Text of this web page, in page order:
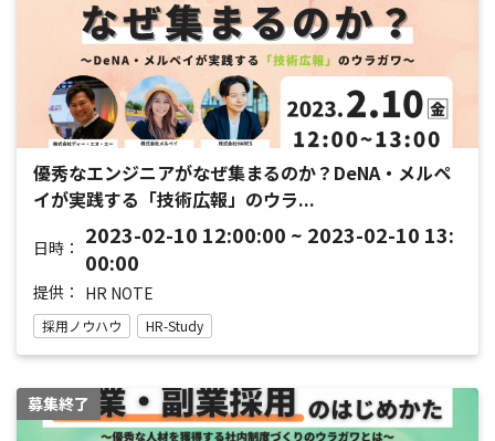
優秀なエンジニアがなぜ集まるのか？DeNA・メルペ
イが実践する「技術広報」のウラ...
日時： 2023-02-10 12:00:00 ~ 2023-02-10 13:
00:00
提供： HR NOTE
採用ノウハウ HR-Study
募集終了